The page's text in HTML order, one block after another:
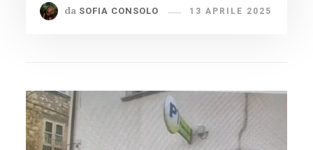
da SOFIA CONSOLO 13 APRILE 2025